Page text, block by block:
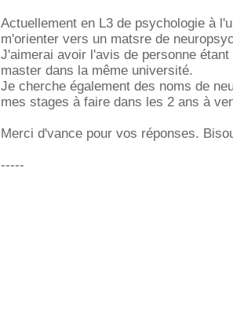
Actuellement en L3 de psychologie à
m'orienter vers un matsre de
J'aimerai avoir l'avis de personne
master dans la même université.
Je cherche également des noms de
mes stages à faire dans les 2 ans à
Merci d'vance pour vos réponses.
-----